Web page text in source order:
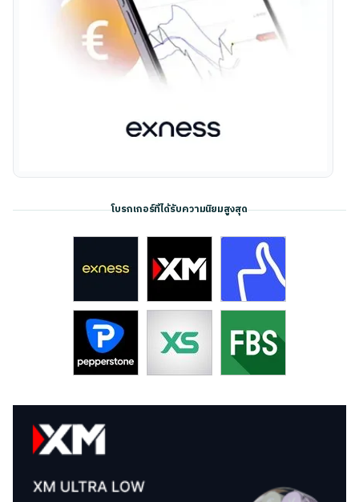
โบรกเกอร์ที่ได้รับความนิยมสูงสุด